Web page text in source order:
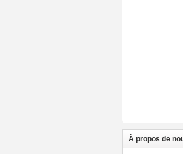
À propos de